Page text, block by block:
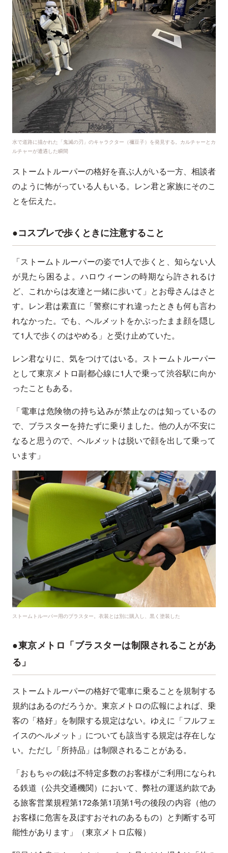
水で道路に描かれた「鬼滅の刃」のキャラクター（禰豆子）を発見する。カルチャーとカ
ルチャーが遭遇した瞬間
ストームトルーパーの格好を喜ぶ人がいる一方、相談者
のように怖がっている人もいる。レン君と家族にそのこ
とを伝えた。
●コスプレで歩くときに注意すること
「ストームトルーパーの姿で1人で歩くと、知らない人
が見たら困るよ。ハロウィーンの時期なら許されるけ
ど、これからは友達と一緒に歩いて」とお母さんはさと
す。レン君は素直に「警察にすれ違ったときも何も言わ
れなかった。でも、ヘルメットをかぶったまま顔を隠し
て1人で歩くのはやめる」と受け止めていた。
レン君なりに、気をつけてはいる。ストームトルーパー
として東京メトロ副都心線に1人で乗って渋谷駅に向か
ったこともある。
「電車は危険物の持ち込みが禁止なのは知っているの
で、ブラスターを持たずに乗りました。他の人が不安に
なると思うので、ヘルメットは脱いで顔を出して乗って
います」
ストームトルーパー用のブラスター。衣装とは別に購入し、黒く塗装した
●東京メトロ「ブラスターは制限されることがあ
る」
ストームトルーパーの格好で電車に乗ることを規制する
規約はあるのだろうか。東京メトロの広報によれば、乗
客の「格好」を制限する規定はない。ゆえに「フルフェ
イスのヘルメット」についても該当する規定は存在しな
い。ただし「所持品」は制限されることがある。
「おもちゃの銃は不特定多数のお客様がご利用になられ
る鉄道（公共交通機関）において、弊社の運送約款であ
る旅客営業規程第172条第1項第1号の後段の内容（他の
お客様に危害を及ぼすおそれのあるもの）と判断する可
能性があります」（東京メトロ広報）